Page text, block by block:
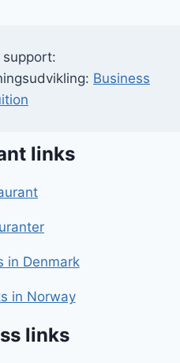
support:
Business
links
in Denmark
in Norway
links